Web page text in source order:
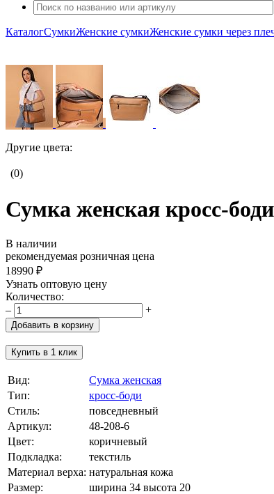
КаталогСумкиЖенские сумкиЖенские сумки через
Другие цвета:
(0)
Сумка женская кросс-
В наличии
рекомендуемая розничная цена
18990 ₽
Узнать оптовую цену
Количество:
–
+
Добавить в корзину
Купить в 1 клик
Вид:
Сумка женская
Тип:
кросс-боди
Стиль:
повседневный
Артикул:
48-208-6
Цвет:
коричневый
Подкладка:
текстиль
Материал верха: натуральная кожа
Размер:
ширина 34 высота 20